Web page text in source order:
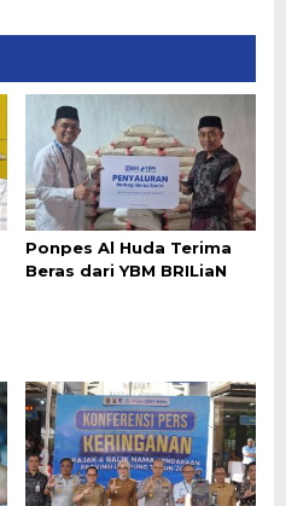
Ponpes Al Huda Terima
Beras dari YBM BRILiaN